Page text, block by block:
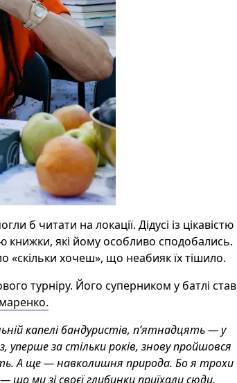
б читати на локації. Дідусі із цікавістю
книжки, які йому особливо сподобались.
«скільки хочеш», що неабиякїхтішило.
турніру. Його суперником у батлі став
капелі бандуристів, п’ятнадцять — у
уперше за стільки років, знову пройшовся
А ще — навколишня природа. Бо я трохи
ми зі своєї глибинки приїхали сюди.